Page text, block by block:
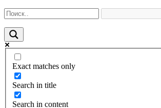
Exact matches only
Search in title
Search in content